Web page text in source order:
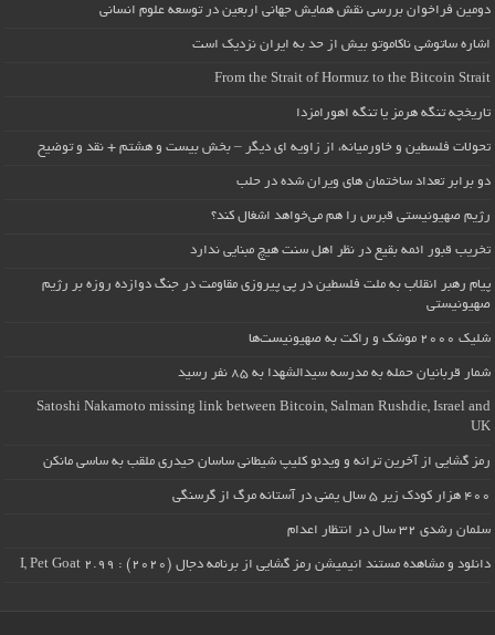
دومین فراخوان بررسی نقش همایش جهانی اربعین در توسعه علوم انسانی
اشاره ساتوشی ناکاموتو بیش از حد به ایران نزدیک است
From the Strait of Hormuz to the Bitcoin Strait
تاریخچه تنگه هرمز یا تنگه اهورامزدا
تحولات فلسطین و خاورمیانه، از زاویه ای دیگر – بخش بیست و هشتم + نقد و توضیح
دو برابر تعداد ساختمان های ویران شده در حلب
رژیم صهیونیستی قبرس را هم می‌خواهد اشغال کند؟
تخریب قبور ائمه بقیع در نظر اهل سنت هیچ مبنایی ندارد
پیام رهبر انقلاب به ملت فلسطین در پی پیروزی مقاومت در جنگ دوازده روزه بر رژیم
صهیونیستی
شلیک ۲۰۰۰ موشک و راکت به صهیونیست‌ها
شمار قربانیان حمله به مدرسه سیدالشهدا به ۸۵ نفر رسید
Satoshi Nakamoto missing link between Bitcoin, Salman Rushdie, Israel and
UK
رمز گشایی از آخرین ترانه و ویدئو کلیپ شیطانی ساسان حیدری ملقب به ساسی مانکن
۴۰۰ هزار کودک زیر ۵ سال یمنی در آستانه مرگ از گرسنگی
سلمان رشدی ۳۲ سال در انتظار اعدام
دانلود و مشاهده مستند انیمیشن رمز گشایی از برنامه دجال (۲۰۲۰) : I, Pet Goat 2.99